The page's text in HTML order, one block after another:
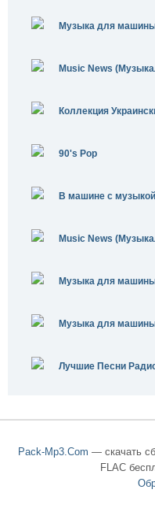
Музыка для
Music News
Коллекция
90's Pop
В машине с
Music News
Музыка для
Музыка для
Лучшие Песни
Pack-Mp3.Com — скачать
FLAC